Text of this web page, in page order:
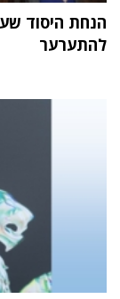
הנחת היסוד
להתערער